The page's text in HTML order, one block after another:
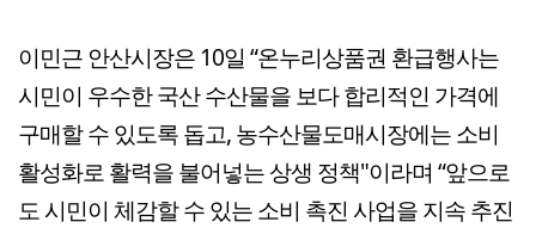
이민근 안산시장은 10일 “온누리상품권 환급행사는
시민이 우수한 국산 수산물을 보다 합리적인 가격에
구매할 수 있도록 돕고, 농수산물도매시장에는 소비
활성화로 활력을 불어넣는 상생 정책"이라며 “앞으로
도 시민이 체감할 수 있는 소비 촉진 사업을 지속 추진